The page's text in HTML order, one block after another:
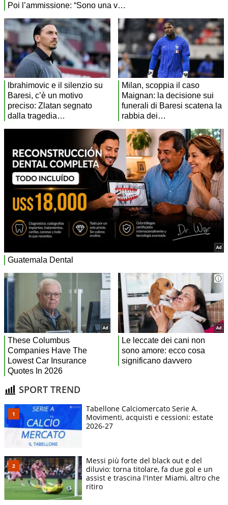
SPORT TREND
Tabellone Calciomercato Serie A.
Movimenti, acquisti e cessioni: estate
2026-27
Messi più forte del black out e del
diluvio: torna titolare, fa due gol e un
assist e trascina l'Inter Miami, altro che
ritiro